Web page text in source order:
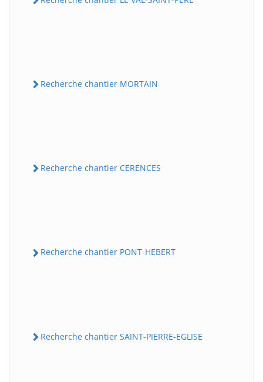
Recherche chantier MORTAIN
Recherche chantier CERENCES
Recherche chantier PONT-HEBERT
Recherche chantier SAINT-PIERRE-EGLISE